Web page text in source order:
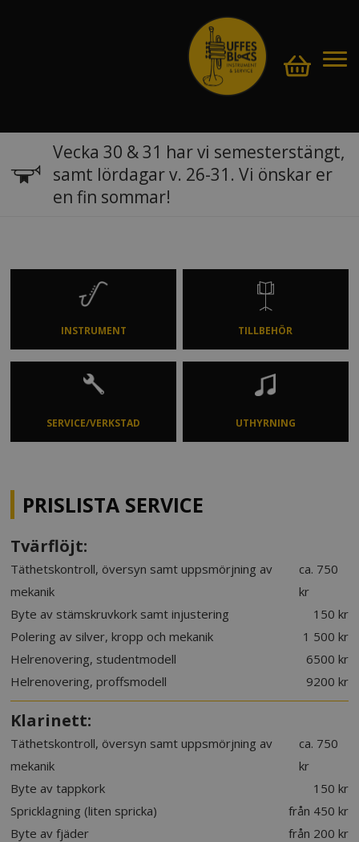
Vecka 30 & 31 har vi semesterstängt,
samt lördagar v. 26-31. Vi önskar er
en fin sommar!
INSTRUMENT TILLBEHÖR
SERVICE/VERKSTAD UTHYRNING
PRISLISTA SERVICE
Tvärflöjt:
Täthetskontroll, översyn samt uppsmörjning av
mekanik
ca. 750
kr
Byte av stämskruvkork samt injustering
150 kr
Polering av silver, kropp och mekanik
1 500 kr
Helrenovering, studentmodell
6500 kr
Helrenovering, proffsmodell
9200 kr
Klarinett:
Täthetskontroll, översyn samt uppsmörjning av
mekanik
ca. 750
kr
Byte av tappkork
150 kr
Spricklagning (liten spricka)
från 450 kr
Byte av fjäder
från 200 kr